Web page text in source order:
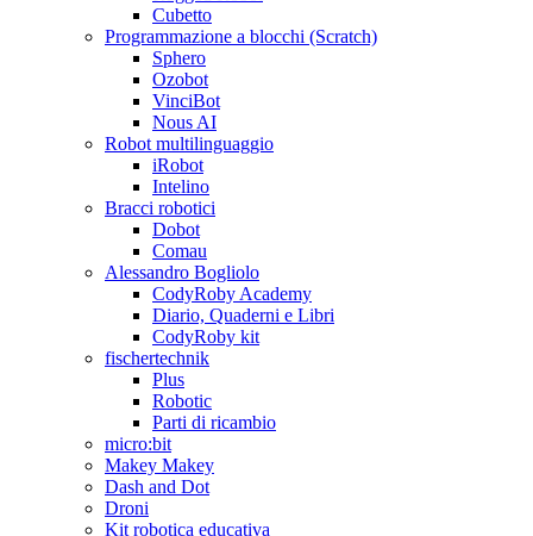
Cubetto
Programmazione a blocchi (Scratch)
Sphero
Ozobot
VinciBot
Nous AI
Robot multilinguaggio
iRobot
Intelino
Bracci robotici
Dobot
Comau
Alessandro Bogliolo
CodyRoby Academy
Diario, Quaderni e Libri
CodyRoby kit
fischertechnik
Plus
Robotic
Parti di ricambio
micro:bit
Makey Makey
Dash and Dot
Droni
Kit robotica educativa